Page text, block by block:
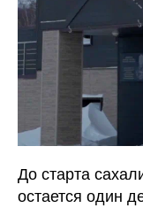
До старта
остается один